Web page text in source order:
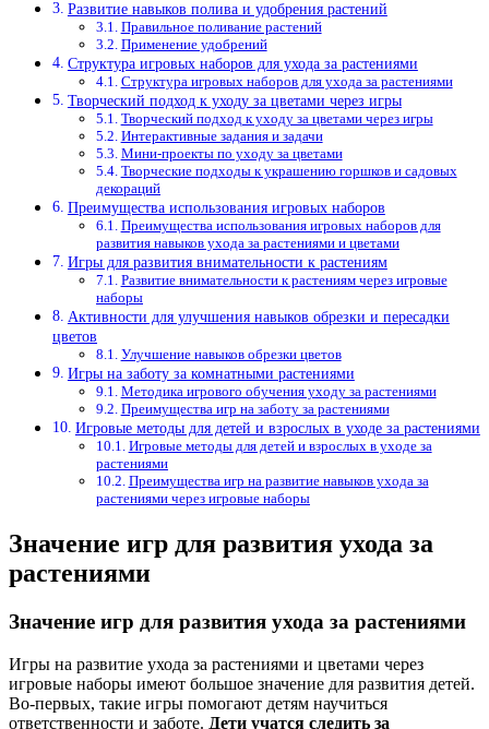
Развитие навыков полива и удобрения растений
Правильное поливание растений
Применение удобрений
Структура игровых наборов для ухода за растениями
Структура игровых наборов для ухода за растениями
Творческий подход к уходу за цветами через игры
Творческий подход к уходу за цветами через игры
Интерактивные задания и задачи
Мини-проекты по уходу за цветами
Творческие подходы к украшению горшков и садовых
декораций
Преимущества использования игровых наборов
Преимущества использования игровых наборов для
развития навыков ухода за растениями и цветами
Игры для развития внимательности к растениям
Развитие внимательности к растениям через игровые
наборы
Активности для улучшения навыков обрезки и пересадки
цветов
Улучшение навыков обрезки цветов
Игры на заботу за комнатными растениями
Методика игрового обучения уходу за растениями
Преимущества игр на заботу за растениями
Игровые методы для детей и взрослых в уходе за растениями
Игровые методы для детей и взрослых в уходе за
растениями
Преимущества игр на развитие навыков ухода за
растениями через игровые наборы
Значение игр для развития ухода за
растениями
Значение игр для развития ухода за растениями
Игры на развитие ухода за растениями и цветами через
игровые наборы имеют большое значение для развития детей.
Во-первых, такие игры помогают детям научиться
ответственности и заботе. Дети учатся следить за